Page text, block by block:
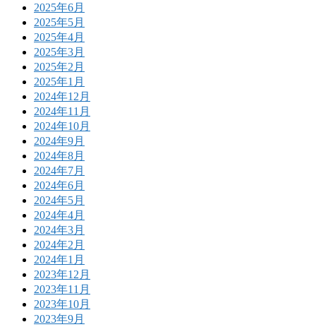
2025年6月
2025年5月
2025年4月
2025年3月
2025年2月
2025年1月
2024年12月
2024年11月
2024年10月
2024年9月
2024年8月
2024年7月
2024年6月
2024年5月
2024年4月
2024年3月
2024年2月
2024年1月
2023年12月
2023年11月
2023年10月
2023年9月